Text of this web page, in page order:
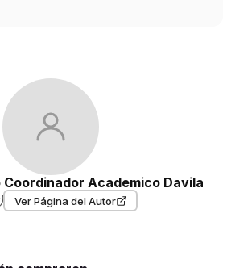
Academico Davila
Ver Página del Autor